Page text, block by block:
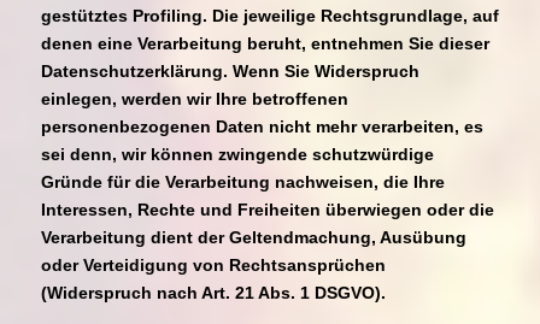
gestütztes Profiling. Die jeweilige Rechtsgrundlage, auf
denen eine Verarbeitung beruht, entnehmen Sie dieser
Datenschutzerklärung. Wenn Sie Widerspruch
einlegen, werden wir Ihre betroffenen
personenbezogenen Daten nicht mehr verarbeiten, es
sei denn, wir können zwingende schutzwürdige
Gründe für die Verarbeitung nachweisen, die Ihre
Interessen, Rechte und Freiheiten überwiegen oder die
Verarbeitung dient der Geltendmachung, Ausübung
oder Verteidigung von Rechtsansprüchen
(Widerspruch nach Art. 21 Abs. 1 DSGVO).